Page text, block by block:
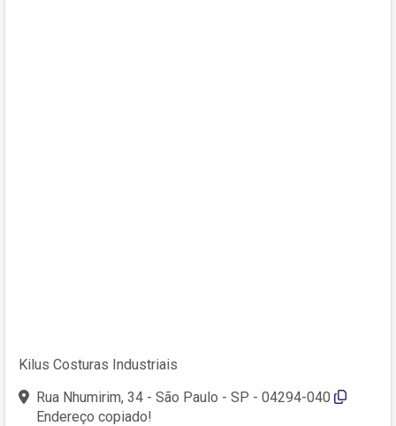
Kilus Costuras Industriais
Rua Nhumirim, 34 - São Paulo - SP - 04294-040
Endereço copiado!